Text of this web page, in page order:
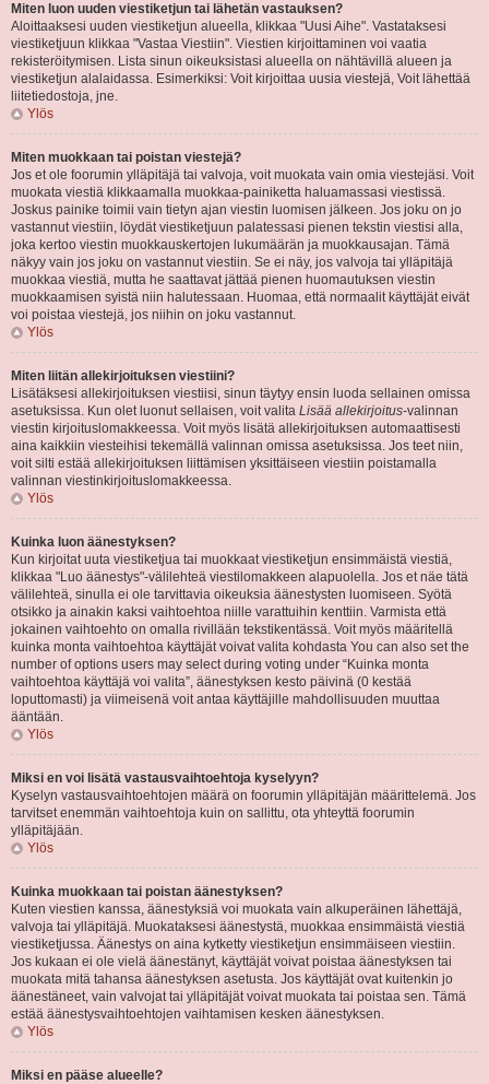
Miten luon uuden viestiketjun tai lähetän vastauksen?
Aloittaaksesi uuden viestiketjun alueella, klikkaa "Uusi Aihe". Vastataksesi
viestiketjuun klikkaa "Vastaa Viestiin". Viestien kirjoittaminen voi vaatia
rekisteröitymisen. Lista sinun oikeuksistasi alueella on nähtävillä alueen ja
viestiketjun alalaidassa. Esimerkiksi: Voit kirjoittaa uusia viestejä, Voit lähettää
liitetiedostoja, jne.
Ylös
Miten muokkaan tai poistan viestejä?
Jos et ole foorumin ylläpitäjä tai valvoja, voit muokata vain omia viestejäsi. Voit
muokata viestiä klikkaamalla muokkaa-painiketta haluamassasi viestissä.
Joskus painike toimii vain tietyn ajan viestin luomisen jälkeen. Jos joku on jo
vastannut viestiin, löydät viestiketjuun palatessasi pienen tekstin viestisi alla,
joka kertoo viestin muokkauskertojen lukumäärän ja muokkausajan. Tämä
näkyy vain jos joku on vastannut viestiin. Se ei näy, jos valvoja tai ylläpitäjä
muokkaa viestiä, mutta he saattavat jättää pienen huomautuksen viestin
muokkaamisen syistä niin halutessaan. Huomaa, että normaalit käyttäjät eivät
voi poistaa viestejä, jos niihin on joku vastannut.
Ylös
Miten liitän allekirjoituksen viestiini?
Lisätäksesi allekirjoituksen viestiisi, sinun täytyy ensin luoda sellainen omissa
asetuksissa. Kun olet luonut sellaisen, voit valita Lisää allekirjoitus-valinnan
viestin kirjoituslomakkeessa. Voit myös lisätä allekirjoituksen automaattisesti
aina kaikkiin viesteihisi tekemällä valinnan omissa asetuksissa. Jos teet niin,
voit silti estää allekirjoituksen liittämisen yksittäiseen viestiin poistamalla
valinnan viestinkirjoituslomakkeessa.
Ylös
Kuinka luon äänestyksen?
Kun kirjoitat uuta viestiketjua tai muokkaat viestiketjun ensimmäistä viestiä,
klikkaa "Luo äänestys"-välilehteä viestilomakkeen alapuolella. Jos et näe tätä
välilehteä, sinulla ei ole tarvittavia oikeuksia äänestysten luomiseen. Syötä
otsikko ja ainakin kaksi vaihtoehtoa niille varattuihin kenttiin. Varmista että
jokainen vaihtoehto on omalla rivillään tekstikentässä. Voit myös määritellä
kuinka monta vaihtoehtoa käyttäjät voivat valita kohdasta You can also set the
number of options users may select during voting under “Kuinka monta
vaihtoehtoa käyttäjä voi valita”, äänestyksen kesto päivinä (0 kestää
loputtomasti) ja viimeisenä voit antaa käyttäjille mahdollisuuden muuttaa
ääntään.
Ylös
Miksi en voi lisätä vastausvaihtoehtoja kyselyyn?
Kyselyn vastausvaihtoehtojen määrä on foorumin ylläpitäjän määrittelemä. Jos
tarvitset enemmän vaihtoehtoja kuin on sallittu, ota yhteyttä foorumin
ylläpitäjään.
Ylös
Kuinka muokkaan tai poistan äänestyksen?
Kuten viestien kanssa, äänestyksiä voi muokata vain alkuperäinen lähettäjä,
valvoja tai ylläpitäjä. Muokataksesi äänestystä, muokkaa ensimmäistä viestiä
viestiketjussa. Äänestys on aina kytketty viestiketjun ensimmäiseen viestiin.
Jos kukaan ei ole vielä äänestänyt, käyttäjät voivat poistaa äänestyksen tai
muokata mitä tahansa äänestyksen asetusta. Jos käyttäjät ovat kuitenkin jo
äänestäneet, vain valvojat tai ylläpitäjät voivat muokata tai poistaa sen. Tämä
estää äänestysvaihtoehtojen vaihtamisen kesken äänestyksen.
Ylös
Miksi en pääse alueelle?